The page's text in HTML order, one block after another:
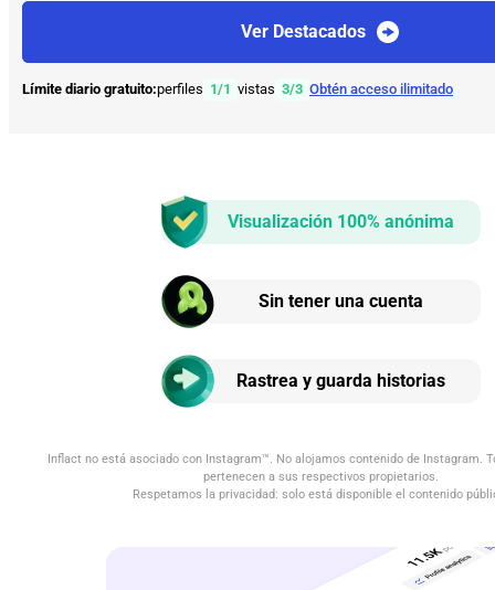
Ver Destacados
Límite diario gratuito:perfiles 1/1 vistas 3/3 Obtén acceso ilimitado
Visualización 100% anónima
Sin tener una cuenta
Rastrea y guarda historias
Inflact no está asociado con Instagram™. No alojamos contenido de Instagram.
pertenecen a sus respectivos propietarios.
Respetamos la privacidad: solo está disponible el contenido